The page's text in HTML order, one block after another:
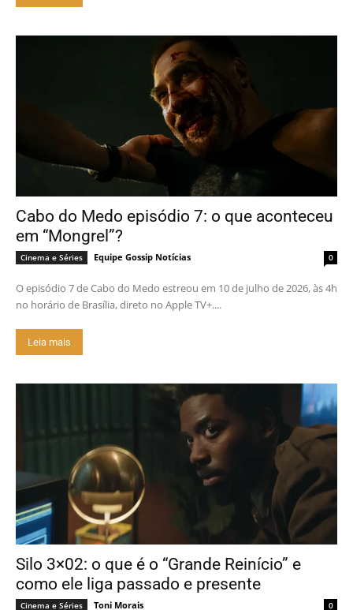
Cabo do Medo episódio 7: o que aconteceu
em “Mongrel”?
Cinema e Séries Equipe Gossip Notícias 0
O episódio 7 de Cabo do Medo estreou em 10 de julho de 2026, às 4h
no horário de Brasília, direto no Apple TV+....
Leia mais
Silo 3×02: o que é o “Grande Reinício” e
como ele liga passado e presente
Cinema e Séries Toni Morais 0